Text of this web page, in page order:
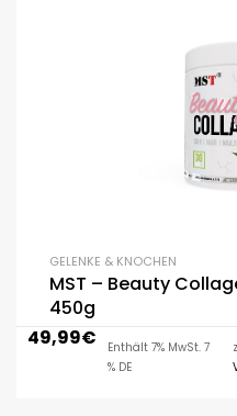
GELENKE & KNOCHEN
MST – Beauty Collagen
450g
49,99€
Enthält 7% MwSt. 7
% DE